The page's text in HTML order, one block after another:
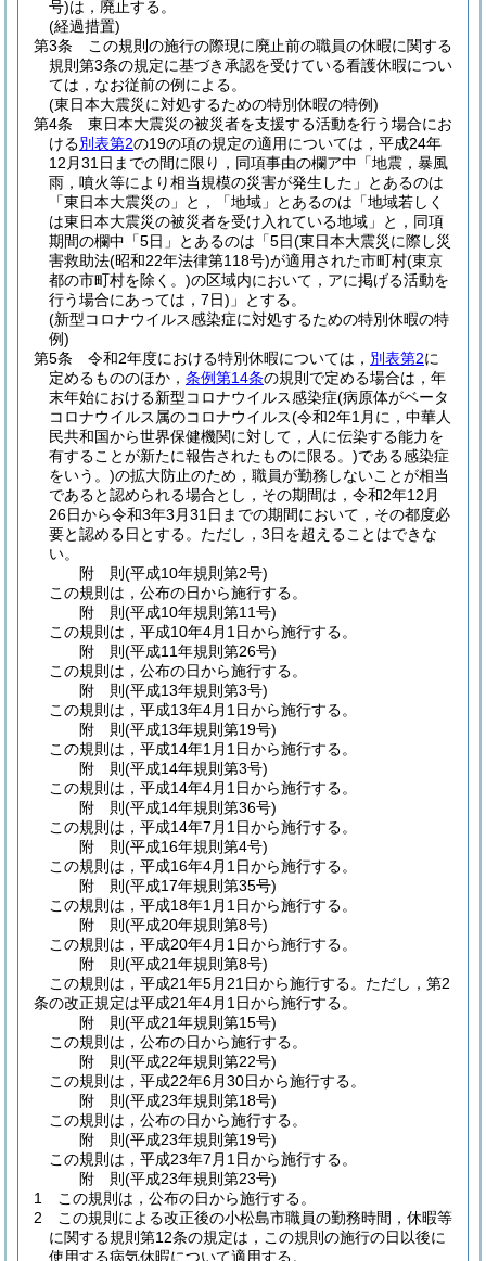
号)は，廃止する。
(経過措置)
第3条
この規則の施行の際現に廃止前の職員の休暇に関する
規則第3条の規定に基づき承認を受けている看護休暇につい
ては，なお従前の例による。
(東日本大震災に対処するための特別休暇の特例)
第4条
東日本大震災の被災者を支援する活動を行う場合にお
ける別表第2の19の項の規定の適用については，平成24年
12月31日までの間に限り，同項事由の欄ア中「地震，暴風
雨，噴火等により相当規模の災害が発生した」とあるのは
「東日本大震災の」と，「地域」とあるのは「地域若しく
は東日本大震災の被災者を受け入れている地域」と，同項
期間の欄中「5日」とあるのは「5日(東日本大震災に際し災
害救助法(昭和22年法律第118号)が適用された市町村(東京
都の市町村を除く。)の区域内において，アに掲げる活動を
行う場合にあっては，7日) 」とする。
(新型コロナウイルス感染症に対処するための特別休暇の特
例)
第5条
令和2年度における特別休暇については， 別表第2に
定めるもののほか， 条例第14条の規則で定める場合は，年
末年始における新型コロナウイルス感染症(病原体がベータ
コロナウイルス属のコロナウイルス(令和2年1月に，中華人
民共和国から世界保健機関に対して，人に伝染する能力を
有することが新たに報告されたものに限る。)である感染症
をいう。)の拡大防止のため，職員が勤務しないことが相当
であると認められる場合とし，その期間は，令和2年12月
26日から令和3年3月31日までの期間において，その都度必
要と認める日とする。 ただし，3日を超えることはできな
い。
附 則(平成10年規則第2号)
この規則は，公布の日から施行する。
附 則(平成10年規則第11号)
この規則は，平成10年4月1日から施行する。
附 則(平成11年規則第26号)
この規則は，公布の日から施行する。
附 則(平成13年規則第3号)
この規則は，平成13年4月1日から施行する。
附 則(平成13年規則第19号)
この規則は，平成14年1月1日から施行する。
附 則(平成14年規則第3号)
この規則は，平成14年4月1日から施行する。
附 則(平成14年規則第36号)
この規則は，平成14年7月1日から施行する。
附 則(平成16年規則第4号)
この規則は，平成16年4月1日から施行する。
附 則(平成17年規則第35号)
この規則は，平成18年1月1日から施行する。
附 則(平成20年規則第8号)
この規則は，平成20年4月1日から施行する。
附 則(平成21年規則第8号)
この規則は，平成21年5月21日から施行する。 ただし，第2
条の改正規定は平成21年4月1日から施行する。
附 則(平成21年規則第15号)
この規則は，公布の日から施行する。
附 則(平成22年規則第22号)
この規則は，平成22年6月30日から施行する。
附 則(平成23年規則第18号)
この規則は，公布の日から施行する。
附 則(平成23年規則第19号)
この規則は，平成23年7月1日から施行する。
附 則(平成23年規則第23号)
1
この規則は，公布の日から施行する。
2
この規則による改正後の小松島市職員の勤務時間，休暇等
に関する規則第12条の規定は，この規則の施行の日以後に
使用する病気休暇について適用する。